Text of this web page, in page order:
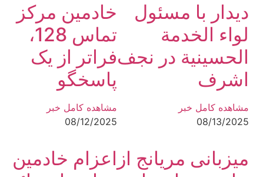
دیدار با مسئول
لواء الخدمة
الحسينية در نجف
اشرف
مشاهده کامل خبر
08/13/2025
خادمین مرکز
تماس 128،
فراتر از یک
پاسخگو
مشاهده کامل خبر
08/12/2025
میزبانی مریانج از اعزام خادمین